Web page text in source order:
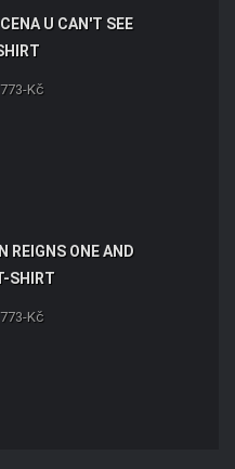
U CAN'T SEE
Kč
REIGNS ONE AND
SHIRT
Kč